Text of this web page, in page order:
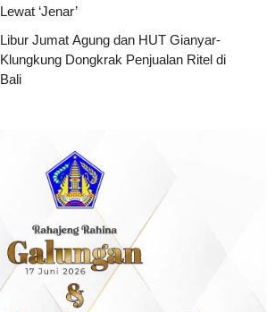
Lewat ‘Jenar’
Libur Jumat Agung dan HUT Gianyar-
Klungkung Dongkrak Penjualan Ritel di
Bali